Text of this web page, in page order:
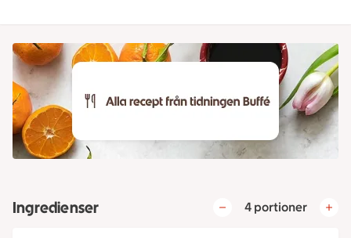
Ingredienser 4 portioner